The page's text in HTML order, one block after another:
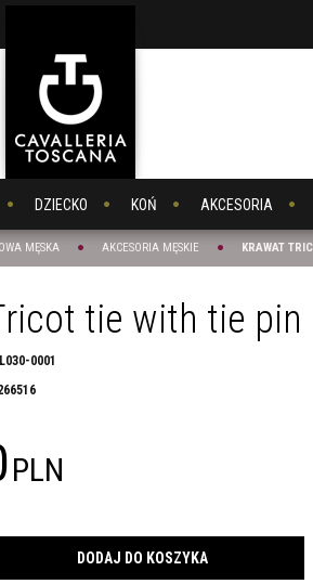
DZIECKO KOŃ AKCESORIA
MĘSKA AKCESORIA MĘSKIE KRAWAT
tie with tie pin
0001
PLN
DODAJ DO KOSZYKA